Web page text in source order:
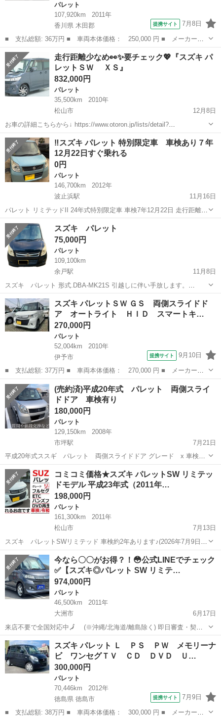
パレット
107,920km
2011年
香川県 木田郡
提携サイト 7月8日
■ 支払総額: 36万円 ■ 車両本体価格： 250,000 円 ■ メーカー
名： スズキ ■ 車種名： パレットＳＷ ■ グレード名： ＴＳ
ナビＴＶ 両パワスラ ＥＴＣ １４ＡＷ パワーステアリング パ
ワーウィンドウ ...
香川 パレット
走行距離少なめ👀✨要チェック💖『スズキ パ
レットＳＷ ＸＳ』
832,000円
パレット
35,500km
2010年
松山市
12月8日
お車の詳細こちらから↓ https://www.otoron.jp/lists/detail?
carno=041660 来店不要で全国対応中🗾(※沖縄/北海道/離島除く) 携帯
さえあれば即日審査・契約もできちゃう✨...
愛媛 松山市 パレット 走行距離
‼️スズキ パレット 特別限定車 車検あり７年
12月22日すぐ乗れる
0円
パレット
146,700km
2012年
波止浜駅
11月16日
パレット リミテッドII 24年式特別限定車 車検7年12月22日 走行距離
146700km スマートキー2本 ドアミラーウインカー 両側電動スライド
ドア 不具合は今のところありません 外装 小傷あり 凹みなしです...
愛媛 今治市 波止浜駅 パレット
スズキ パレット
75,000円
パレット
109,100km
余戸駅
11月8日
スズキ パレット 形式.DBA-MK21S 引越しに伴い手放します。
※11/18までに取り引きできる方限定！ ※愛媛県の方で期間内に現車
確認と名義変更できる方。 早めに取り引きできる方はお値下げ検討し
ます！ 走行距離1...
愛媛 松山市 余戸駅 パレット 走行距離
スズキ パレットＳＷ ＧＳ 両側スライドド
ア オートライト ＨＩＤ スマートキ…
270,000円
パレット
52,004km
2010年
伊予市
提携サイト 9月10日
■ 支払総額: 37万円 ■ 車両本体価格： 270,000 円 ■ メーカー
名： スズキ ■ 車種名： パレットＳＷ ■ グレード名： ＧＳ
両側スライドドア オートライト ＨＩＤ スマートキー 電動格納
ミラー ベンチシ...
愛媛 伊予市 パレット
(売約済)平成20年式 パレット 両側スライ
ドドア 車検有り
180,000円
パレット
129,150km
2008年
市坪駅
7月21日
平成20年式ススギ パレット 両側スライドドア グレード x 車検R7
年 5月26日 走行距離129142キロ 100キロ程走行しましたが 走行時に気
になることはありませんでした。 ホイールキャップが左後が割れてま
す。 左...
愛媛 松山市 パレット 走行距離
コミコミ価格★スズキ パレットSW リミテッ
ドモデル 平成23年式（2011年…
198,000円
パレット
161,300km
2011年
松山市
7月13日
スズキ パレットSWリミテッド 車検約2年あります♪(2026年7月9日
迄) オートマ車/実走行約161300km （状態維持の為、若干伸びます）
こちら、タイミングチェーンなので まだまだ安心です。 ...
愛媛 松山市 パレット SUZUKI
今なら〇〇がお得？！😳公式LINEでチェック
✅【スズキ◎パレット SW リミテ…
974,000円
パレット
46,500km
2011年
大洲市
6月17日
来店不要で全国対応中🗾 (※沖縄/北海道/離島除く) 即日審査・契約
もできちゃう✨ お車の詳細こちらから↓仮審査もOK👌
https://www.otoron.jp/lists/detail?carno=036...
愛媛 大洲市 パレット オトロン
スズキ パレット Ｌ ＰＳ ＰＷ メモリーナ
ビ ワンセグＴＶ ＣＤ ＤＶＤ Ｕ…
300,000円
パレット
70,446km
2012年
徳島県 徳島市
提携サイト 7月9日
■ 支払総額: 38万円 ■ 車両本体価格： 300,000 円 ■ メーカー